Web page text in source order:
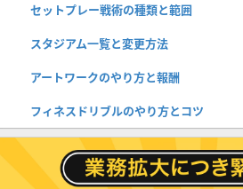
セットプレー戦術の種類と範囲
スタジアム一覧と変更方法
アートワークのやり方と報酬
フィネスドリブルのやり方とコツ